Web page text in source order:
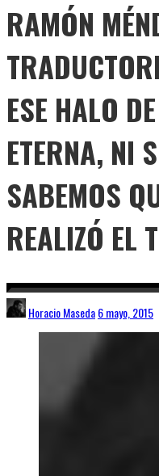
RAMÓN
ESE HALO
ETERNA, NI
SABEMOS
REALIZÓ EL
Horacio Maseda6 mayo, 2015